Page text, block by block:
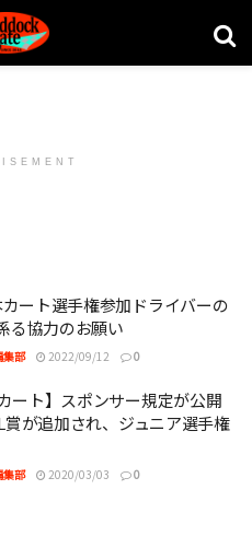
カート選手権参加ドライバーの
る協力のお願い
集部 2022/09/12 0
ート】スポンサー規定が公開
が追加され、ジュニア選手権
集部 2020/03/03 0